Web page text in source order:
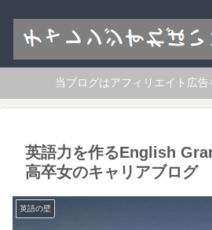
当ブログはアフィリエイト広
英語力を作るEnglish
高卒女のキャリアブログ
英語の壁